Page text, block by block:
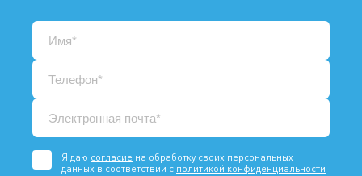
Я даю согласие на обработку своих персональных
данных в соответствии с политикой конфиденциальности